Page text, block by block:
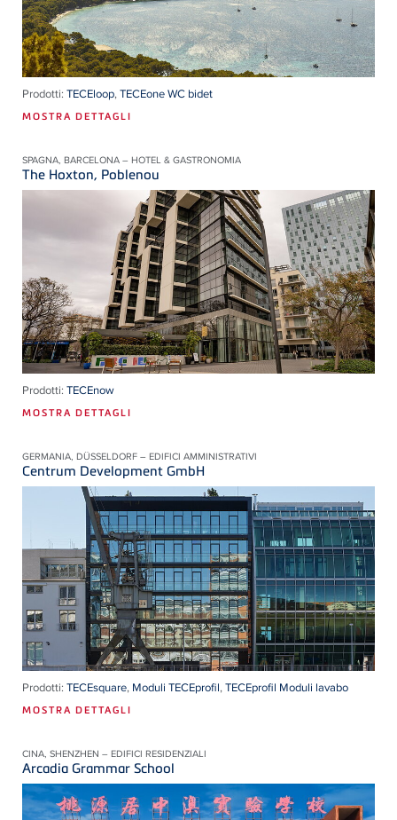
Prodotti: TECEloop,TECEone WC bidet
MOSTRA DETTAGLI
SPAGNA, BARCELONA – HOTEL & GASTRONOMIA
The Hoxton, Poblenou
Prodotti: TECEnow
MOSTRA DETTAGLI
GERMANIA, DÜSSELDORF – EDIFICI AMMINISTRATIVI
Centrum Development GmbH
Prodotti: TECEsquare, Moduli TECEprofil,TECEprofil Moduli lavabo
MOSTRA DETTAGLI
CINA, SHENZHEN – EDIFICI RESIDENZIALI
Arcadia Grammar School